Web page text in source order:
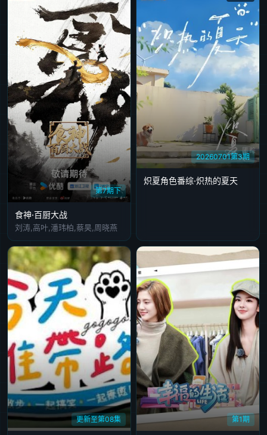
第7期下
食神·百厨大战
刘涛,高叶,潘玮柏,蔡昊,周晓燕
20260701第3期
炽夏角色番综·炽热的夏天
更新至第08集 第1期